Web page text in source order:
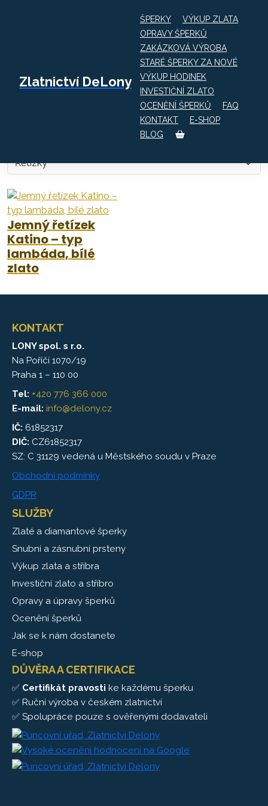
Zlatnictví DeLony
ŠPERKY
VÝKUP ZLATA
OPRAVY ŠPERKŮ
ZAKÁZKOVÁ VÝROBA
STARÉ ŠPERKY ZA NOVÉ
VÝKUP HODINEK
INVESTIČNÍ ZLATO
OCENĚNÍ ŠPERKŮ
FAQ
KONTAKT
E-SHOP
BLOG
Inspirujte se řetízky, náhrdelníky, náramky či přívěsky z
naší široké nabídky – máme klasické i originální. Jsou
ideálním dárkem a na rozdíl od prstenů či náušnic snáze
trefíte velikost. Ke šperkům s diamanty, drahými kameny
Jemný řetízek
Katino – typ
lambáda, bílé
zlato
KONTAKT
LONY spol. s r.o.
Na Poříčí 1070/19
Praha 1 – 110 00
Tel: +420 776 366 000
E-mail: info@delony.cz
IČ: 61852317
DIČ: CZ61852317
SZ: C 31129 vedená u Městského soudu v Praze
Obchodní podmínky
GDPR
SLUŽBY
Zlaté a diamantové šperky
Snubní a zásnubní prsteny
Výkup zlata a stříbra
Investiční zlato a stříbro
Opravy a úpravy šperků
Ocenění šperků
Jak se k nám dostanete
E-shop
DŮVĚRA A CERTIFIKACE
✅ Certifikát pravosti ke každému šperku
✅ Ruční výroba v českém zlatnictví
✅ Spolupráce pouze s ověřenými dodavateli